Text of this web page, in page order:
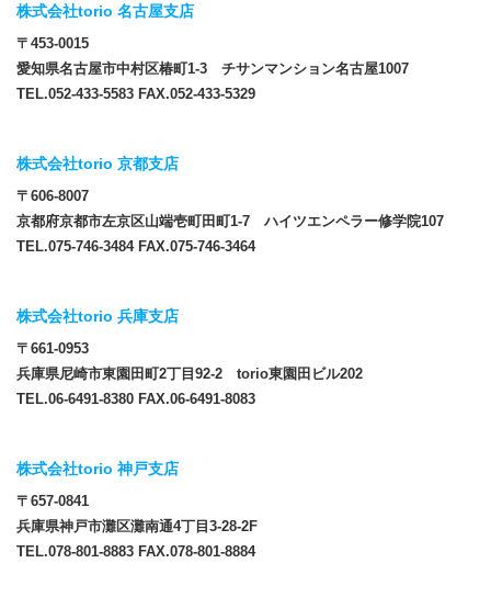
株式会社torio 名古屋支店
〒453-0015
愛知県名古屋市中村区椿町1-3 チサンマンション名古屋1007
TEL.052-433-5583 FAX.052-433-5329
株式会社torio 京都支店
〒606-8007
京都府京都市左京区山端壱町田町1-7 ハイツエンペラー修学院107
TEL.075-746-3484 FAX.075-746-3464
株式会社torio 兵庫支店
〒661-0953
兵庫県尼崎市東園田町2丁目92-2 torio東園田ビル202
TEL.06-6491-8380 FAX.06-6491-8083
株式会社torio 神戸支店
〒657-0841
兵庫県神戸市灘区灘南通4丁目3-28-2F
TEL.078-801-8883 FAX.078-801-8884